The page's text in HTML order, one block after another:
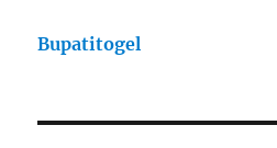
Bupatitogel